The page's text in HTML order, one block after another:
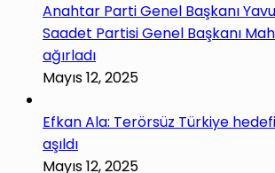
Anahtar Parti Genel Başkanı
Saadet Partisi Genel Başkanı
ağırladı
Mayıs 12, 2025
Efkan Ala: Terörsüz Türkiye
aşıldı
Mayıs 12, 2025